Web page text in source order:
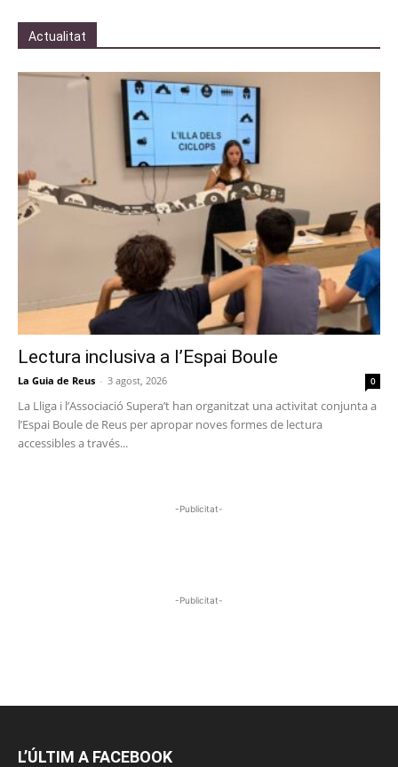
Actualitat
Lectura inclusiva a l’Espai Boule
La Guia de Reus - 3 agost, 2026 0
La Lliga i l’Associació Supera’t han organitzat una activitat conjunta a
l’Espai Boule de Reus per apropar noves formes de lectura
accessibles a través...
-Publicitat-
-Publicitat-
L’ÚLTIM A FACEBOOK